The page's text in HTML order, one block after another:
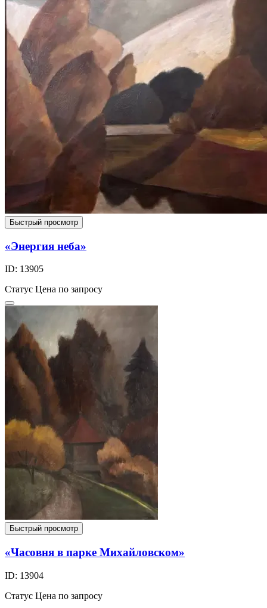
Быстрый просмотр
«Энергия неба»
ID: 13905
Статус Цена по запросу
Быстрый просмотр
«Часовня в парке Михайловском»
ID: 13904
Статус Цена по запросу